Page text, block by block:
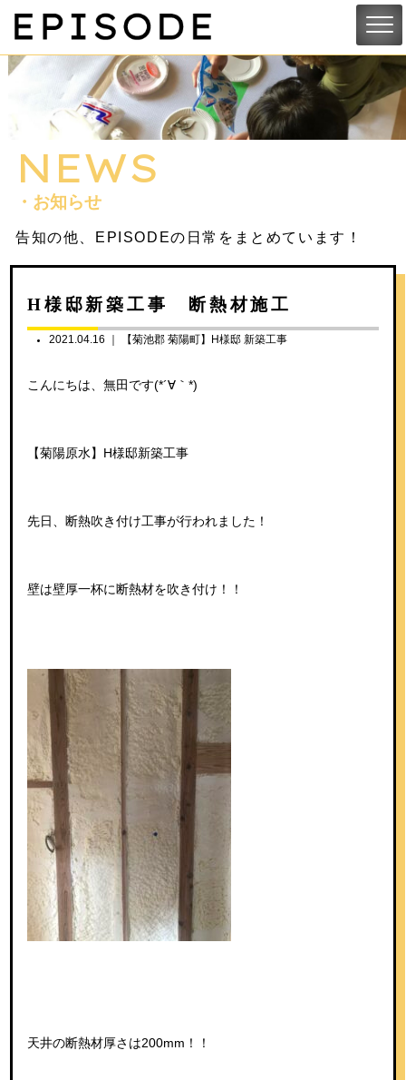
NEWS
・お知らせ
告知の他、EPISODEの日常をまとめています！
H様邸新築工事 断熱材施工
2021.04.16 ｜ 【菊池郡 菊陽町】H様邸 新築工事
こんにちは、無田です(*´∀｀*)
【菊陽原水】H様邸新築工事
先日、断熱吹き付け工事が行われました！
壁は壁厚一杯に断熱材を吹き付け！！
天井の断熱材厚さは200mm！！